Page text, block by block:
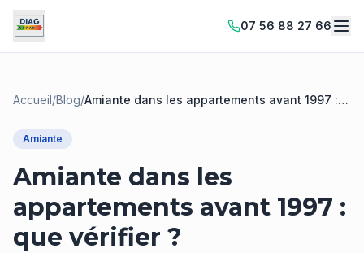
07 56 88 27 66
Accueil/Blog/Amiante dans les appartements avant 1997 :
Amiante
Amiante dans les
appartements avant 1997 :
que vérifier ?